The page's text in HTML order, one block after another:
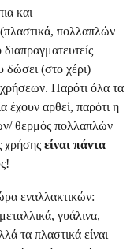
και
πολλαπλών
δώσει (στο χέρι)
Παρότι όλα τα
έχουν αρθεί, παρότι η
θερμός πολλαπλών
χρήσης είναι πάντα
εναλλακτικών:
γυάλινα,
τα πλαστικά είναι